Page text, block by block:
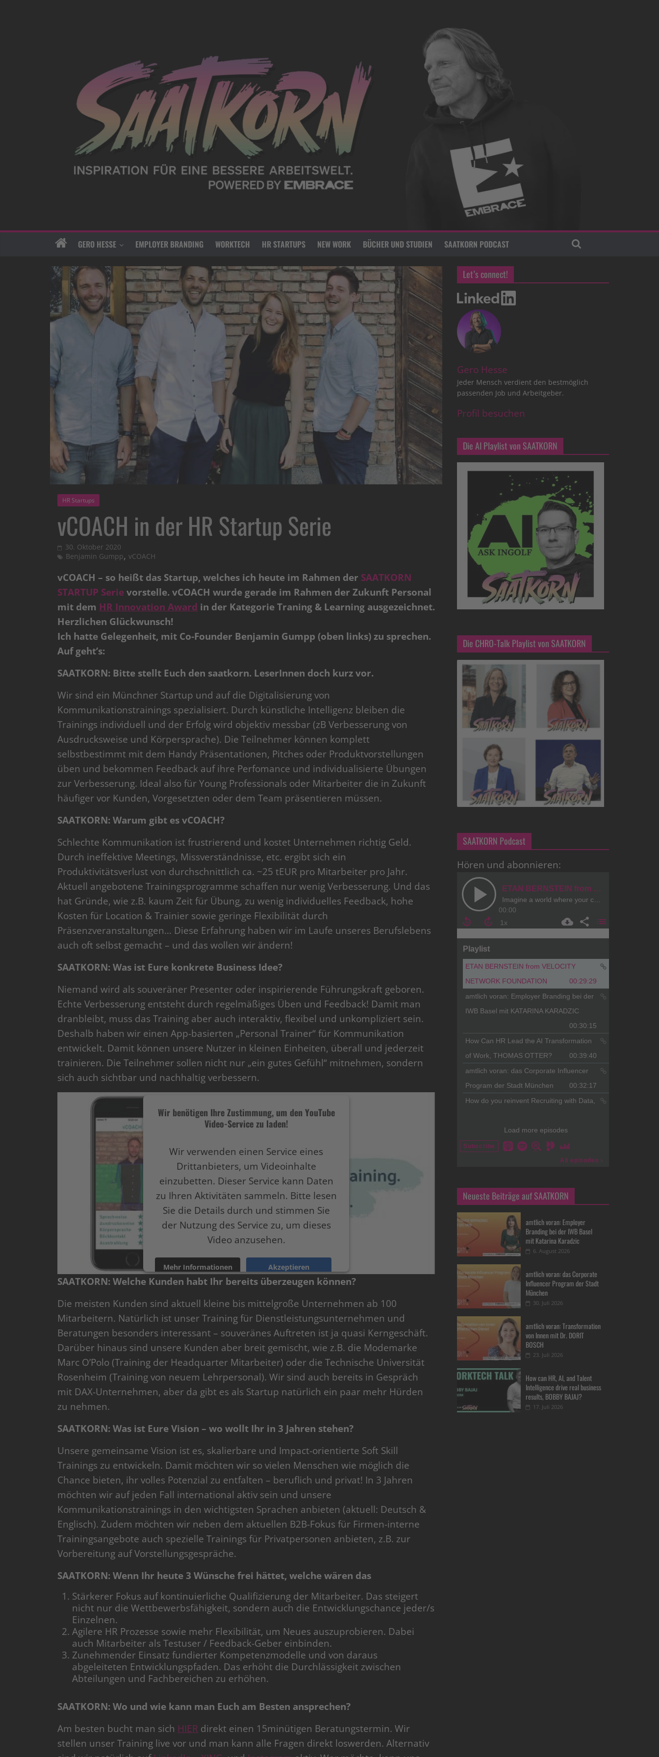
GERO HESSE EMPLOYER BRANDING WORKTECH HR STARTUPS NEW WORK BÜCHER UND STUDIEN SAATKORN PODCAST
HR Startups
vCOACH in der HR Startup Serie
30. Oktober 2020
Benjamin Gumpp, vCOACH
vCOACH – so heißt das Startup, welches ich heute im Rahmen der SAATKORN
STARTUP Serievorstelle. vCOACH wurde gerade im Rahmen der Zukunft Personal
mit dem HR Innovation Award in der Kategorie Traning & Learning ausgezeichnet.
Herzlichen Glückwunsch!
Ich hatte Gelegenheit, mit Co-Founder Benjamin Gumpp (oben links) zu sprechen.
Auf geht’s:
SAATKORN: Bitte stellt Euch den saatkorn. LeserInnen doch kurz vor.
Wir sind ein Münchner Startup und auf die Digitalisierung von
Kommunikationstrainings spezialisiert. Durch künstliche Intelligenz bleiben die
Trainings individuell und der Erfolg wird objektiv messbar (zB Verbesserung von
Ausdrucksweise und Körpersprache). Die Teilnehmer können komplett
selbstbestimmt mit dem Handy Präsentationen, Pitches oder Produktvorstellungen
üben und bekommen Feedback auf ihre Perfomance und individualisierte Übungen
zur Verbesserung. Ideal also für Young Professionals oder Mitarbeiter die in Zukunft
häufiger vor Kunden, Vorgesetzten oder dem Team präsentieren müssen.
SAATKORN: Warum gibt es vCOACH?
Schlechte Kommunikation ist frustrierend und kostet Unternehmen richtig Geld.
Durch ineffektive Meetings, Missverständnisse, etc. ergibt sich ein
Produktivitätsverlust von durchschnittlich ca. ~25 tEUR pro Mitarbeiter pro Jahr.
Aktuell angebotene Trainingsprogramme schaffen nur wenig Verbesserung. Und das
hat Gründe, wie z.B. kaum Zeit für Übung, zu wenig individuelles Feedback, hohe
Kosten für Location & Trainier sowie geringe Flexibilität durch
Präsenzveranstaltungen… Diese Erfahrung haben wir im Laufe unseres Berufslebens
auch oft selbst gemacht – und das wollen wir ändern!
SAATKORN: Was ist Eure konkrete Business Idee?
Niemand wird als souveräner Presenter oder inspirierende Führungskraft geboren.
Echte Verbesserung entsteht durch regelmäßiges Üben und Feedback! Damit man
dranbleibt, muss das Training aber auch interaktiv, flexibel und unkompliziert sein.
Deshalb haben wir einen App-basierten „Personal Trainer“ für Kommunikation
entwickelt. Damit können unsere Nutzer in kleinen Einheiten, überall und jederzeit
trainieren. Die Teilnehmer sollen nicht nur „ein gutes Gefühl“ mitnehmen, sondern
sich auch sichtbar und nachhaltig verbessern.
Wir benötigen Ihre Zustimmung, um den YouTube
Video-Service zu laden!
Wir verwenden einen Service eines
Drittanbieters, um Videoinhalte
einzubetten. Dieser Service kann Daten
zu Ihren Aktivitäten sammeln. Bitte lesen
Sie die Details durch und stimmen Sie
der Nutzung des Service zu, um dieses
Video anzusehen.
Mehr Informationen Akzeptieren
powered byUsercentrics Consent Management Platform
SAATKORN: Welche Kunden habt Ihr bereits überzeugen können?
Die meisten Kunden sind aktuell kleine bis mittelgroße Unternehmen ab 100
Mitarbeitern. Natürlich ist unser Training für Dienstleistungsunternehmen und
Beratungen besonders interessant – souveränes Auftreten ist ja quasi Kerngeschäft.
Darüber hinaus sind unsere Kunden aber breit gemischt, wie z.B. die Modemarke
Marc O’Polo (Training der Headquarter Mitarbeiter) oder die Technische Universität
Rosenheim (Training von neuem Lehrpersonal). Wir sind auch bereits in Gespräch
mit DAX-Unternehmen, aber da gibt es als Startup natürlich ein paar mehr Hürden
zu nehmen.
SAATKORN: Was ist Eure Vision – wo wollt Ihr in 3 Jahren stehen?
Unsere gemeinsame Vision ist es, skalierbare und Impact-orientierte Soft Skill
Trainings zu entwickeln. Damit möchten wir so vielen Menschen wie möglich die
Chance bieten, ihr volles Potenzial zu entfalten – beruflich und privat! In 3 Jahren
möchten wir auf jeden Fall international aktiv sein und unsere
Kommunikationstrainings in den wichtigsten Sprachen anbieten (aktuell: Deutsch &
Englisch). Zudem möchten wir neben dem aktuellen B2B-Fokus für Firmen-interne
Trainingsangebote auch spezielle Trainings für Privatpersonen anbieten, z.B. zur
Vorbereitung auf Vorstellungsgespräche.
SAATKORN: Wenn Ihr heute 3 Wünsche frei hättet, welche wären das
Stärkerer Fokus auf kontinuierliche Qualifizierung der Mitarbeiter. Das steigert
nicht nur die Wettbewerbsfähigkeit, sondern auch die Entwicklungschance jeder/s
Einzelnen.
Agilere HR Prozesse sowie mehr Flexibilität, um Neues auszuprobieren. Dabei
auch Mitarbeiter als Testuser / Feedback-Geber einbinden.
Zunehmender Einsatz fundierter Kompetenzmodelle und von daraus
abgeleiteten Entwicklungspfaden. Das erhöht die Durchlässigkeit zwischen
Abteilungen und Fachbereichen zu erhöhen.
SAATKORN: Wo und wie kann man Euch am Besten ansprechen?
Am besten bucht man sich HIER direkt einen 15minütigen Beratungstermin. Wir
stellen unser Training live vor und man kann alle Fragen direkt loswerden. Alternativ
Let’s connect!
Gero Hesse
Jeder Mensch verdient den bestmöglich
passenden Job und Arbeitgeber.
Profil besuchen
Die AI Playlist von SAATKORN
Die CHRO-Talk Playlist von SAATKORN
SAATKORN Podcast
Hören und abonnieren:
Neueste Beiträge auf SAATKORN
amtlich voran: Employer
Branding bei der IWB Basel
mit Katarina Karadzic
6. August 2026
amtlich voran: das Corporate
Influencer Program der Stadt
München
30. Juli 2026
amtlich voran: Transformation
von Innen mit Dr. DORIT
BOSCH
23. Juli 2026
How can HR, AI, and Talent
Intelligence drive real business
results, BOBBY BAJAJ?
17. Juli 2026